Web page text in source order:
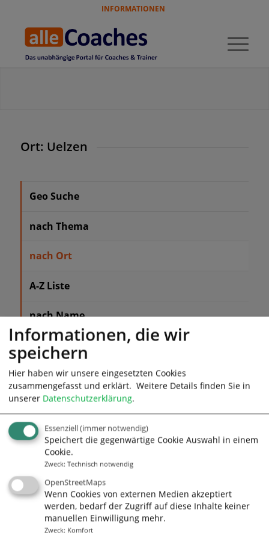
INFORMATIONEN
Ort: Uelzen
Geo Suche
nach Thema
nach Ort
A-Z Liste
nach Name
alleCoaches - Das
unabhängige Portal für
Coaches und Trainer
Adresse
alleCoaches.de
Prinzipalmarkt/Drubbel 3
48143 Münster
www.allecoaches.de
Informationen, die wir
speichern
Hier haben wir unsere eingesetzten Cookies
zusammengefasst und erklärt. Weitere Details finden Sie in
unserer Datenschutzerklärung.
Essenziell(immer notwendig)
Speichert die gegenwärtige Cookie Auswahl in einem
Cookie.
Zweck: Technisch notwendig
OpenStreetMaps
Wenn Cookies von externen Medien akzeptiert
werden, bedarf der Zugriff auf diese Inhalte keiner
manuellen Einwilligung mehr.
Zweck: Komfort